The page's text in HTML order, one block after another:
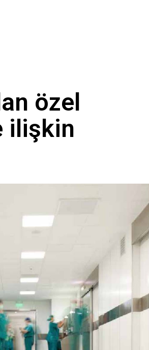
özel
ilişkin